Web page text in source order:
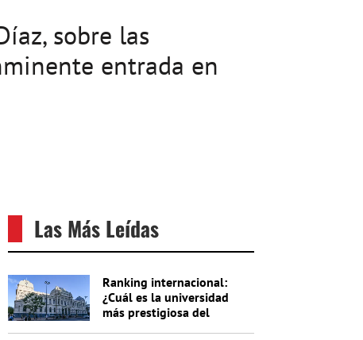
sobre las
entrada en
Las Más Leídas
Ranking internacional:
¿Cuál es la universidad
más prestigiosa del